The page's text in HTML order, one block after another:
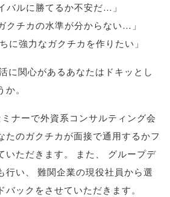
バルに勝てるか不安だ… 」
クチカの水準が分からない… 」
に強力なガクチカを作りたい 」
に関心があるあなたはドキッとし
か。
ナーで外資系コンサルティング会
たのガクチカが面接で通用するかフ
いただきます。 また 、
グループデ
行い、
難関企業の現役社員から選
バックをさせていただきます。